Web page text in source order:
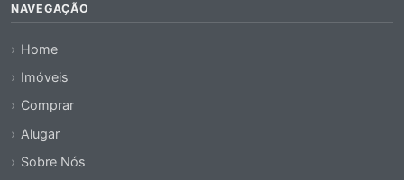
NAVEGAÇÃO
Home
Imóveis
Comprar
Alugar
Sobre Nós